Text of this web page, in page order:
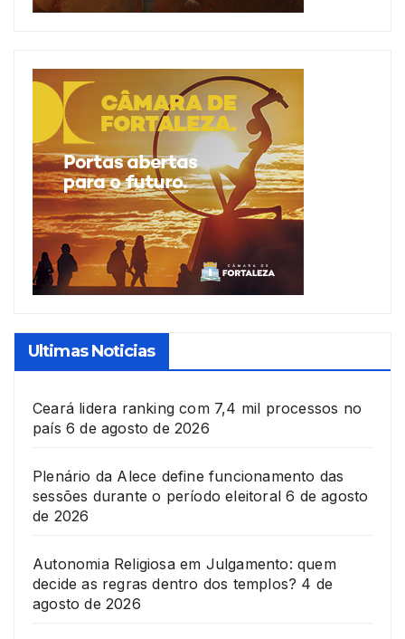
Ultimas Noticias
Ceará lidera ranking com 7,4 mil processos no
país 6 de agosto de 2026
Plenário da Alece define funcionamento das
sessões durante o período eleitoral 6 de agosto
de 2026
Autonomia Religiosa em Julgamento: quem
decide as regras dentro dos templos? 4 de
agosto de 2026